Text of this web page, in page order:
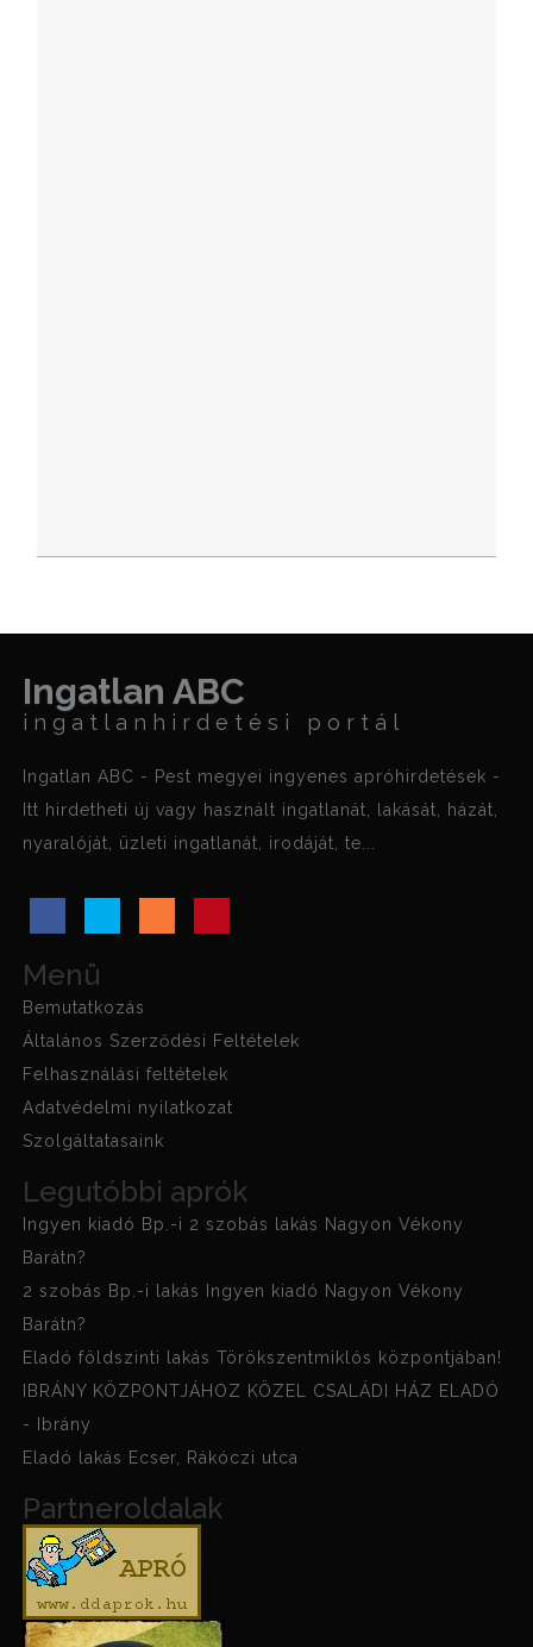
Ingatlan ABC
ingatlanhirdetési portál
Ingatlan ABC - Pest megyei ingyenes apróhirdetések -
Itt hirdetheti új vagy használt ingatlanát, lakását, házát,
nyaralóját, üzleti ingatlanát, irodáját, te...
Menü
Bemutatkozás
Általános Szerződési Feltételek
Felhasználási feltételek
Adatvédelmi nyilatkozat
Szolgáltatasaink
Legutóbbi aprók
Ingyen kiadó Bp.-i 2 szobás lakás Nagyon Vékony
Barátn?
2 szobás Bp.-i lakás Ingyen kiadó Nagyon Vékony
Barátn?
Eladó földszinti lakás Törökszentmiklós központjában!
IBRÁNY KÖZPONTJÁHOZ KÖZEL CSALÁDI HÁZ ELADÓ
- Ibrány
Eladó lakás Ecser, Rákóczi utca
Partneroldalak